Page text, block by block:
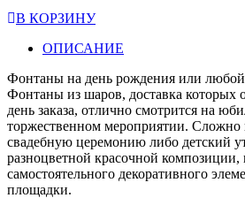
В КОРЗИНУ
ОПИСАНИЕ
Фонтаны на день рождения или любой
Фонтаны из шаров, доставка которых
день заказа, отлично смотрится на
торжественном мероприятии. Сложно
свадебную церемонию либо детский
разноцветной красочной композиции,
самостоятельного декоративного
площадки.